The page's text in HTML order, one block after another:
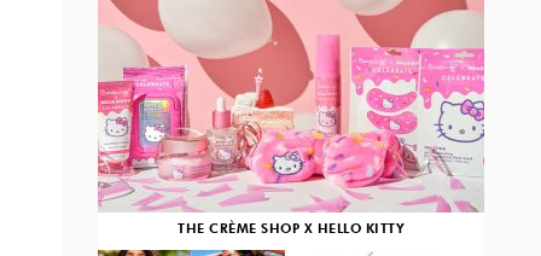
THE CRÈME SHOP X HELLO KITTY